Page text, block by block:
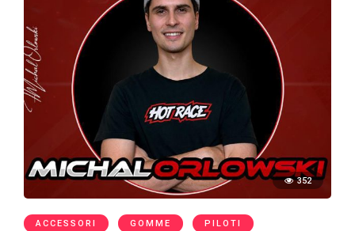
352
ACCESSORI GOMME PILOTI